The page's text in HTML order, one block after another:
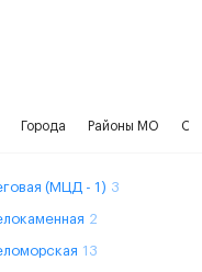
Города Районы МО
(МЦД - 1) 3
2
13